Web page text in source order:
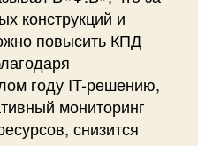
конструкций и
повысить КПД
году IT-решению,
мониторинг
снизится